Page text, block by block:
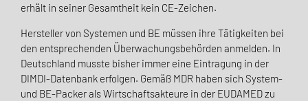
erhält in seiner Gesamtheit kein CE-Zeichen.
Hersteller von Systemen und BE müssen ihre Tätigkeiten bei
den entsprech­enden Überwachungs­behörden anmelden. In
Deutschland musste bisher immer eine Eintragung in der
DIMDI-Daten­bank erfolgen. Gemäß MDR haben sich System-
und BE-Packer als Wirtschaftsakteure in der EUDAMED zu